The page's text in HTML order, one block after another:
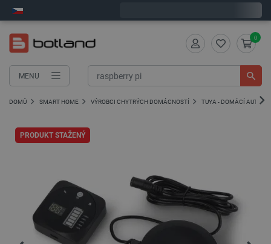
MENU
0
DOMŮ SMART HOME VÝROBCI CHYTRÝCH DOMÁCNOSTÍ TUYA - DOMÁCÍ
PRODUKT STAŽENÝ